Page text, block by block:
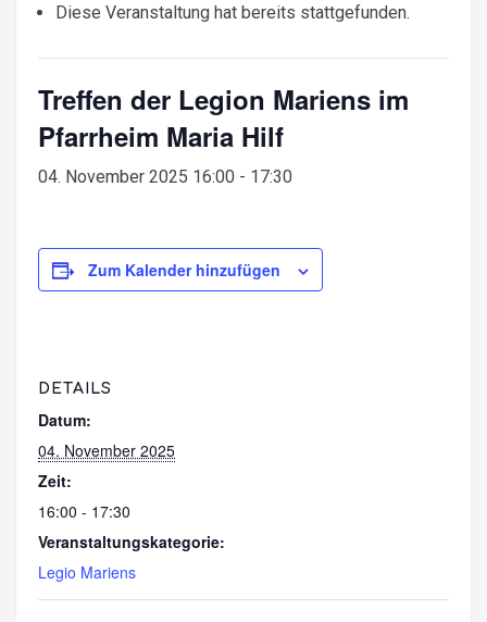
Diese Veranstaltung hat bereits stattgefunden.
Treffen der Legion Mariens im
Pfarrheim Maria Hilf
04. November 2025 16:00 - 17:30
Zum Kalender hinzufügen
DETAILS
Datum:
04. November 2025
Zeit:
16:00 - 17:30
Veranstaltungskategorie:
Legio Mariens